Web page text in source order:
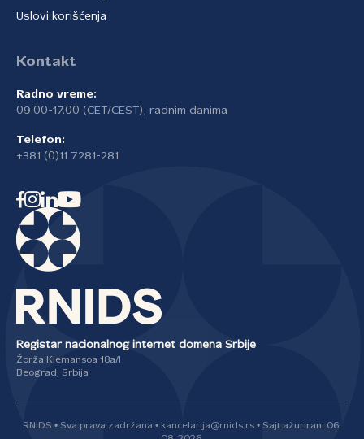
Uslovi korišćenja
Kontakt
Radno vreme:
09.00-17.00 (CET/CEST), radnim danima
Telefon:
+381 (0)11 7281-281
Registar nacionalnog internet domena Srbije
Žorža Klemansoa 18a/I
Beograd, Srbija
RNIDS • Sva prava zadržana • kancelarija@rnids.rs • Sajt ažuriran: 06.